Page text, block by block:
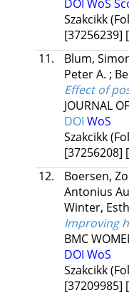
DOI WoS
Szakcikk
[37256239]
11.
Blum,
Peter A. ;
Effect of
JOURNAL
DOI WoS
Szakcikk
[37256208]
12.
Boersen,
Antonius
Winter,
Improving
BMC
DOI WoS
Szakcikk
[37209985]